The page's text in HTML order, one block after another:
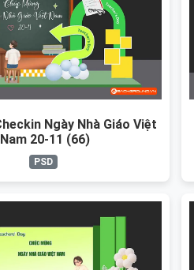
Ngày Nhà Giáo Việt
Nam 20-11 (66)
PSD